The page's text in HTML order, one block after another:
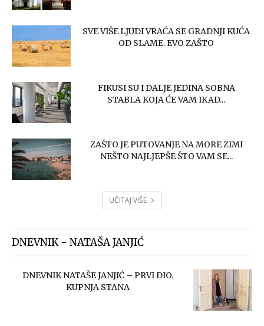
SVE VIŠE LJUDI VRAĆA SE GRADNJI KUĆA
OD SLAME. EVO ZAŠTO
FIKUSI SU I DALJE JEDINA SOBNA
STABLA KOJA ĆE VAM IKAD...
ZAŠTO JE PUTOVANJE NA MORE ZIMI
NEŠTO NAJLJEPŠE ŠTO VAM SE...
UČITAJ VIŠE
DNEVNIK - NATAŠA JANJIĆ
DNEVNIK NATAŠE JANJIĆ – PRVI DIO.
KUPNJA STANA